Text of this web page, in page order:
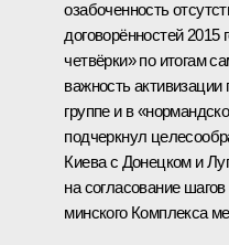
озабоченность
договорённостей
четвёрки» по итогам
важность активизации
группе и в
подчеркнул
Киева с Донецком и
на согласование
минского Комплекса